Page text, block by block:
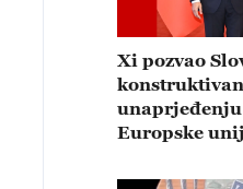
Xi pozvao
Europske